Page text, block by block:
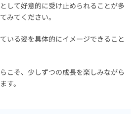
して好意的に受け止められることが多
みてください。
いる姿を具体的にイメージできること
こそ、少しずつの成長を楽しみながら
す。